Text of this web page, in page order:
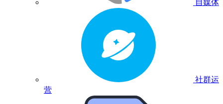
自媒体
社群运
营